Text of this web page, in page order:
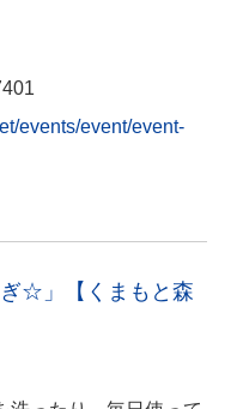
events/event/event-
☆」【くまもと森